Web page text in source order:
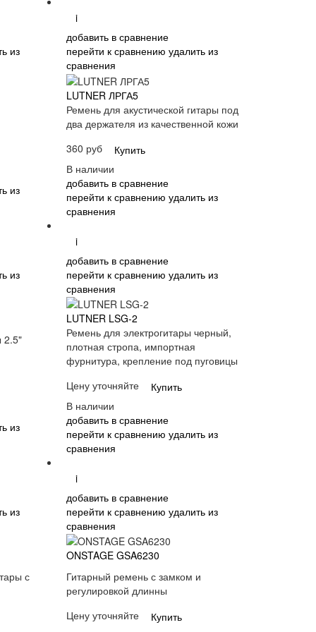
из
из
i
добавить в сравнение
перейти к сравнению удалить из
сравнения
LUTNER ЛРГА5
Ремень для акустической гитары под
два держателя из качественной кожи
360 руб
Купить
В наличии
добавить в сравнение
перейти к сравнению удалить из
сравнения
из
2.5"
из
i
добавить в сравнение
перейти к сравнению удалить из
сравнения
LUTNER LSG-2
Ремень для электрогитары черный,
плотная стропа, импортная
фурнитура, крепление под пуговицы
Цену уточняйте
Купить
В наличии
добавить в сравнение
перейти к сравнению удалить из
сравнения
из
с
i
добавить в сравнение
перейти к сравнению удалить из
сравнения
ONSTAGE GSA6230
Гитарный ремень с замком и
регулировкой длинны
Цену уточняйте
Купить